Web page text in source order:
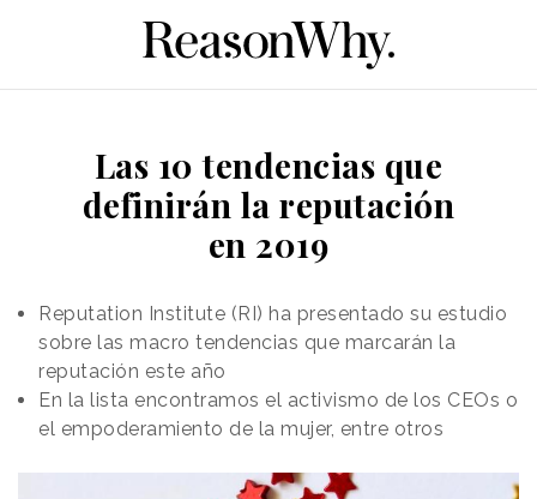
Las 10 tendencias que
definirán la reputación
en 2019
Reputation Institute (RI) ha presentado su estudio
sobre las macro tendencias que marcarán la
reputación este año
En la lista encontramos el activismo de los CEOs o
el empoderamiento de la mujer, entre otros